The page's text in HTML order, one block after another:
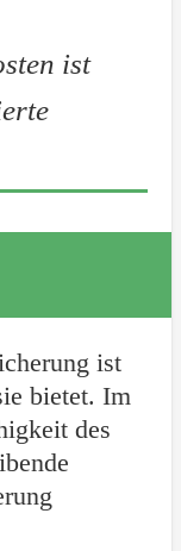
ist
ist
bietet. Im
des